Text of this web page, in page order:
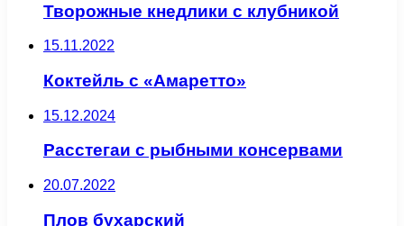
Творожные кнедлики с клубникой
15.11.2022
Коктейль с «Амаретто»
15.12.2024
Расстегаи с рыбными консервами
20.07.2022
Плов бухарский